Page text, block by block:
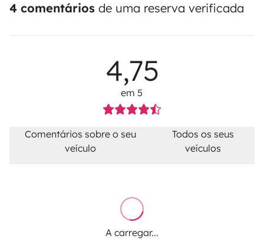
4 comentários de uma reserva verificada
4,75
em 5
Comentários sobre o seu
veículo
Todos os seus
veículos
A carregar...